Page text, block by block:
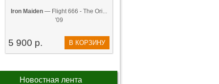
Iron Maiden — Flight 666 - The Ori...
'09
5 900 р. В КОРЗИНУ
Новостная лента